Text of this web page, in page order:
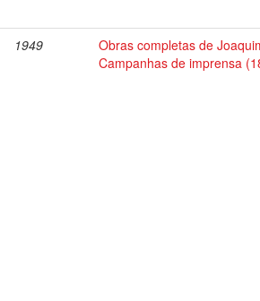
1949
Obras completas de
Campanhas de imprensa